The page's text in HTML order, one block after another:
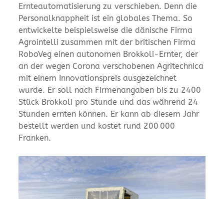
Ernteautomatisierung zu verschieben. Denn die
Personalknappheit ist ein globales Thema. So
entwickelte beispielsweise die dänische Firma
Agrointelli zusammen mit der britischen Firma
RoboVeg einen autonomen Brokkoli-Ernter, der
an der wegen Corona verschobenen Agritechnica
mit einem Innovationspreis ausgezeichnet
wurde. Er soll nach Firmenangaben bis zu 2400
Stück Brokkoli pro Stunde und das während 24
Stunden ernten können. Er kann ab diesem Jahr
bestellt werden und kostet rund 200 000
Franken.